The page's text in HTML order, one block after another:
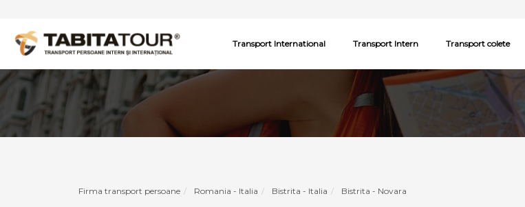
Transport International Transport Intern Transport colete
Firma transport persoane Romania - Italia Bistrita - Italia Bistrita - Novara